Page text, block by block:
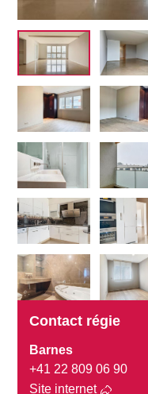
Contact régie
Barnes
+41 22 809 06 90
Site internet